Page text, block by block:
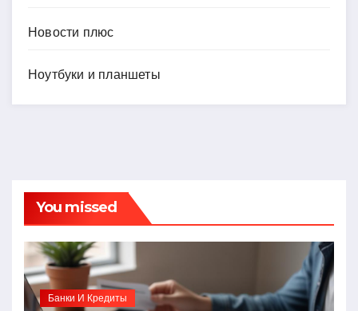
Новости плюс
Ноутбуки и планшеты
You missed
Банки И Кредиты